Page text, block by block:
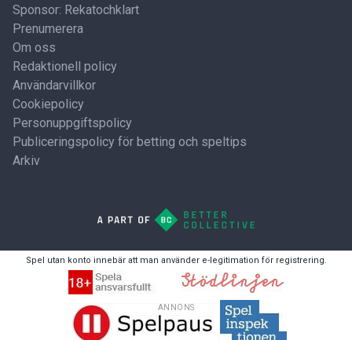
ANNONS
Sponsor: Rekatochklart
Prenumerera
Om oss
Redaktionell policy
Användarvillkor
Cookiepolicy
Personuppgiftspolicy
Publiceringspolicy för betting och speltips
Arkiv
Spel utan konto innebär att man använder e-legitimation för registrering.